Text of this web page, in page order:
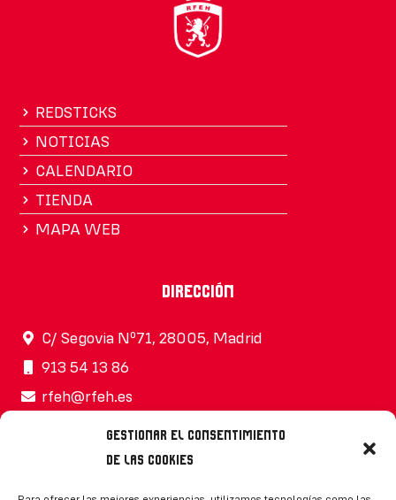
Gestionar el consentimiento
de las cookies
REDSTICKS
NOTICIAS
CALENDARIO
TIENDA
MAPA WEB
Dirección
C/ Segovia Nº71, 28005, Madrid
913 54 13 86
rfeh@rfeh.es
Síguenos